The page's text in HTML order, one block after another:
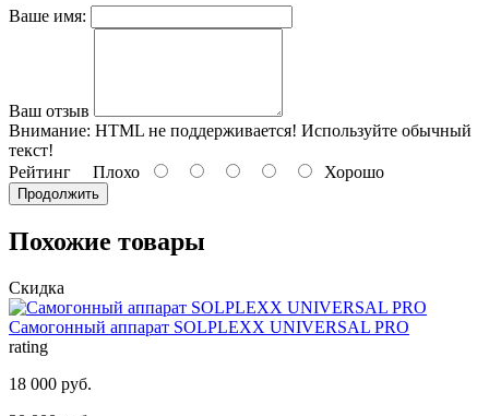
Ваше имя:
Ваш отзыв
Внимание: HTML не поддерживается! Используйте обычный
текст!
Рейтинг Плохо Хорошо
Продолжить
Похожие товары
Скидка
Самогонный аппарат SOLPLEXX UNIVERSAL PRO
rating
18 000 руб.